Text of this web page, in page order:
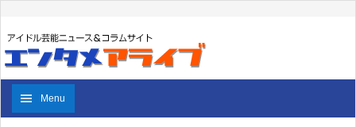
Menu